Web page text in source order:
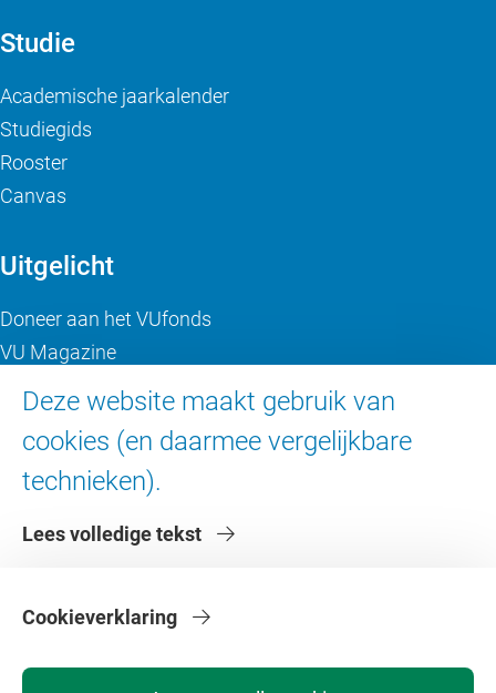
Deze website maakt gebruik van
cookies (en daarmee vergelijkbare
technieken).
Lees volledige tekst
Cookieverklaring
Studie
Academische jaarkalender
Studiegids
Rooster
Canvas
Uitgelicht
Doneer aan het VUfonds
VU Magazine
Over de VU
Contact en route
Faculteiten